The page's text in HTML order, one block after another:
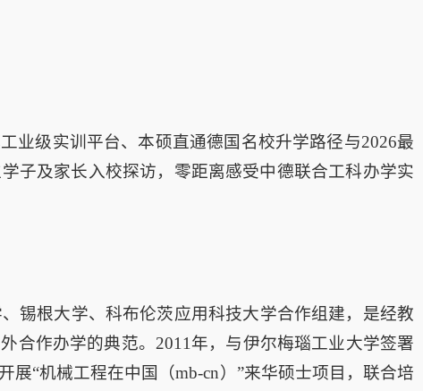
业级实训平台、本硕直通德国名校升学路径与2026最
子及家长入校探访，零距离感受中德联合工科办学实
锡根大学、科布伦茨应用科技大学合作组建，是经教
合作办学的典范。2011年，与伊尔梅瑙工业大学签署
“机械工程在中国（mb-cn）”来华硕士项目，联合培